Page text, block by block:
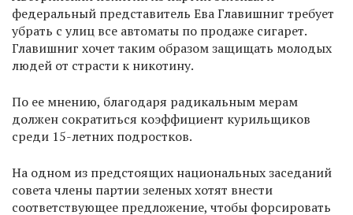
федеральный представитель Ева Главишниг требует
убрать с улиц все автоматы по продаже сигарет.
Главишниг хочет таким образом защищать молодых
людей от страсти к никотину.
По ее мнению, благодаря радикальным мерам
должен сократиться коэффициент курильщиков
среди 15-летних подростков.
На одном из предстоящих национальных заседаний
совета члены партии зеленых хотят внести
соответствующее предложение, чтобы форсировать